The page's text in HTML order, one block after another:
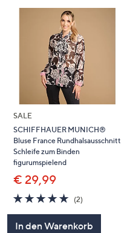
SALE
SCHIFFHAUER MUNICH®
Bluse France Rundhalsausschnitt
Schleife zum Binden
figurumspielend
€ 29,99
5.0
von
(2)2
In den Warenkorb